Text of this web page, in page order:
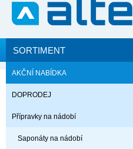
SORTIMENT
AKČNÍ NABÍDKA
DOPRODEJ
Přípravky na nádobí
Saponáty na nádobí